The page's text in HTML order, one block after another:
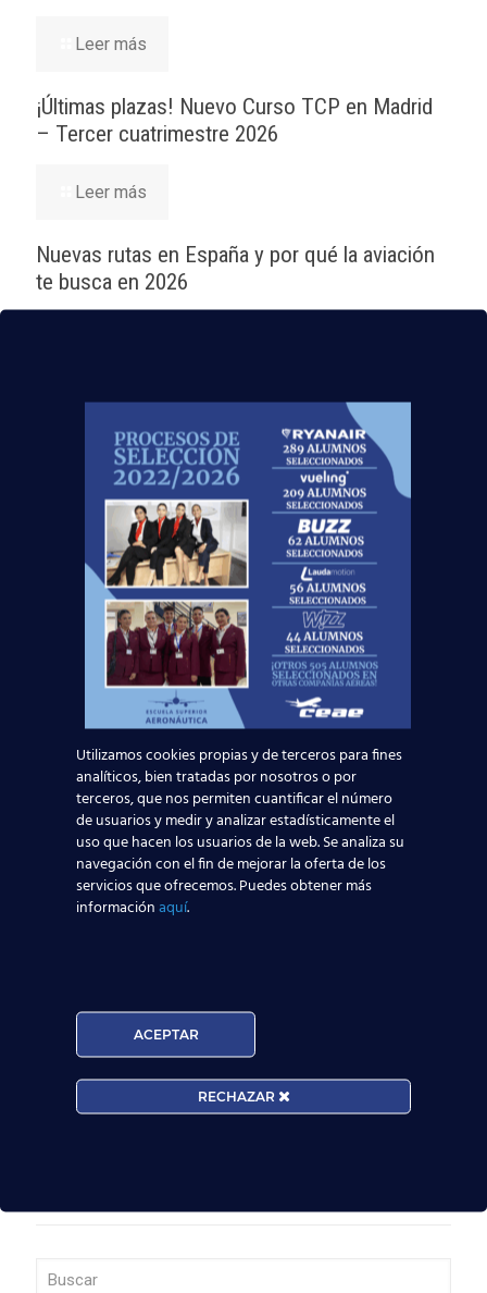
Leer más
¡Últimas plazas! Nuevo Curso TCP en Madrid
– Tercer cuatrimestre 2026
Leer más
Nuevas rutas en España y por qué la aviación
te busca en 2026
Centro: Edad:
Acepto laPolítica de Privacidad
EUROCOLLEGE OXFORD ENGLISH INSTITUTE S.L.
escuelasuperioraeronautica.com. Para más
información, por favor, consulte nuestra
Privacidad.
Utilizamos cookies propias y de terceros para fines
analíticos, bien tratadas por nosotros o por
terceros, que nos permiten cuantificar el número
de usuarios y medir y analizar estadísticamente el
uso que hacen los usuarios de la web. Se analiza su
navegación con el fin de mejorar la oferta de los
servicios que ofrecemos. Puedes obtener más
informaciónaquí.
ACEPTAR
RECHAZAR